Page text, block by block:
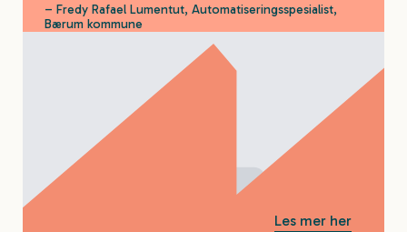
– Fredy Rafael Lumentut, Automatiseringsspesialist,
Bærum kommune
Les mer her